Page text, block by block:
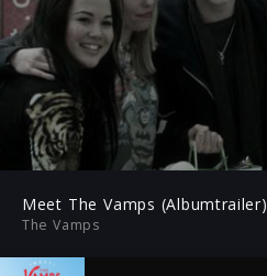
Play
Meet The Vamps (Albumtrailer)
The Vamps